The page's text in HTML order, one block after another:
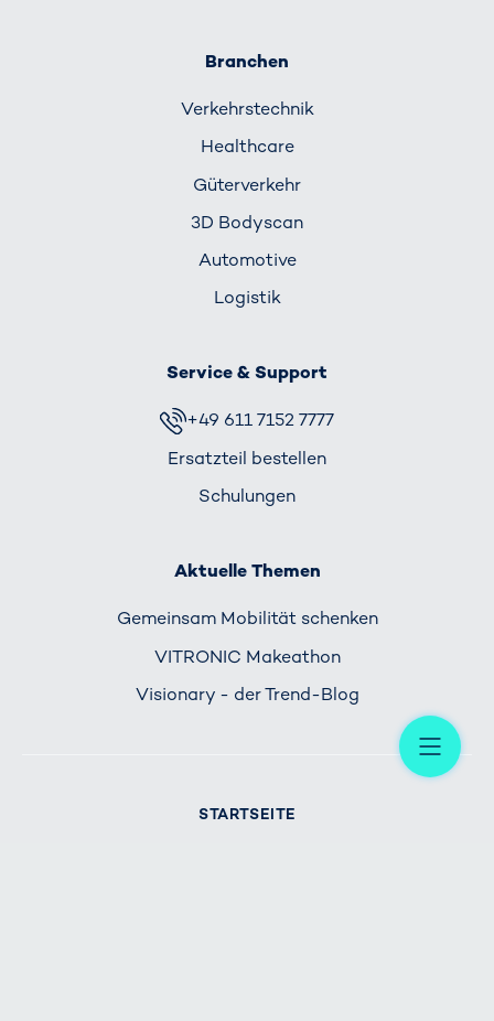
Branchen
Verkehrs­technik
Healthcare
Güterverkehr
3D Bodyscan
Automotive
Logistik
Service & Support
+49 611 7152 7777
Ersatzteil bestellen
Schulungen
Aktuelle Themen
Gemeinsam Mobilität schenken
VITRONIC Makeathon
Visionary - der Trend-Blog
STARTSEITE